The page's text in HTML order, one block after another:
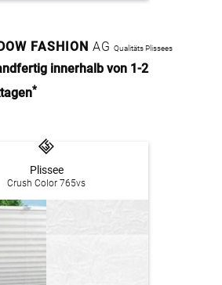
FASHION AG Qualitäts Plissees
innerhalb von 1-2
*
Plissee
Crush Color 765vs